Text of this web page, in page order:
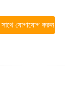
সাথে যোগাযোগ করুন